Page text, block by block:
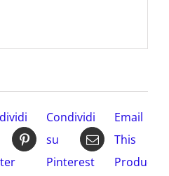
Condividi
su
Pinterest
Email
This
Product